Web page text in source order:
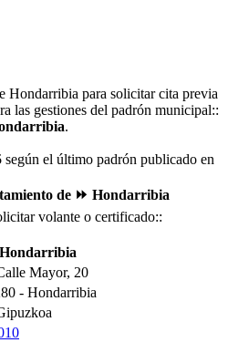
Hondarribia para solicitar cita previa
las gestiones del padrón municipal::
.
según el último padrón publicado en
de ⏩ Hondarribia
volante o certificado::
Hondarribia
Mayor, 20
- Hondarribia